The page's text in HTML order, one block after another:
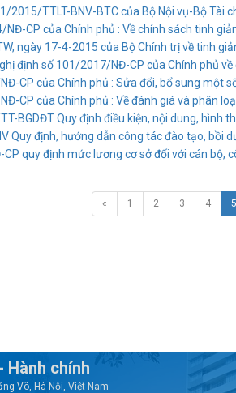
2015/TTLT-BNV-BTC của Bộ Nội vụ-Bộ Tài
CP của Chính phủ : Về chính sách tinh
ngày 17-4-2015 của Bộ Chính trị về tinh
định số 101/2017/NĐ-CP của Chính phủ về
CP của Chính phủ : Sửa đổi, bổ sung một số
CP của Chính phủ : Về đánh giá và phân loại
BGDĐT Quy định điều kiện, nội dung, hình
Quy định, hướng dẫn công tác đào tạo, bồi
quy định mức lương cơ sở đối với cán bộ,
« 1 2 3 4 5
Hành chính
Võ, Hà Nội, Việt Nam